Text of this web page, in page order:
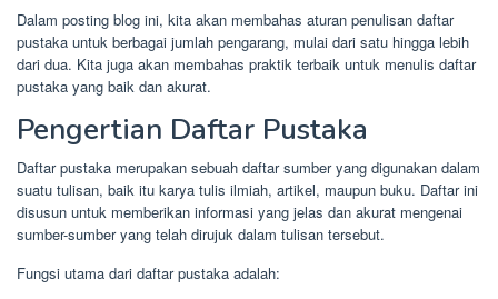
Dalam posting blog ini, kita akan membahas aturan penulisan daftar
pustaka untuk berbagai jumlah pengarang, mulai dari satu hingga lebih
dari dua. Kita juga akan membahas praktik terbaik untuk menulis daftar
pustaka yang baik dan akurat.
Pengertian Daftar Pustaka
Daftar pustaka merupakan sebuah daftar sumber yang digunakan dalam
suatu tulisan, baik itu karya tulis ilmiah, artikel, maupun buku. Daftar ini
disusun untuk memberikan informasi yang jelas dan akurat mengenai
sumber-sumber yang telah dirujuk dalam tulisan tersebut.
Fungsi utama dari daftar pustaka adalah: